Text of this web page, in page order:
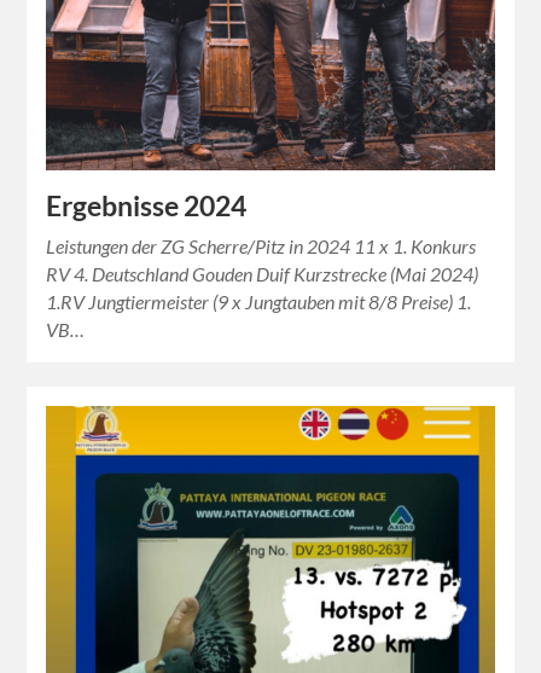
Ergebnisse 2024
Leistungen der ZG Scherre/Pitz in 2024 11 x 1. Konkurs
RV 4. Deutschland Gouden Duif Kurzstrecke (Mai 2024)
1.RV Jungtiermeister (9 x Jungtauben mit 8/8 Preise) 1.
VB…